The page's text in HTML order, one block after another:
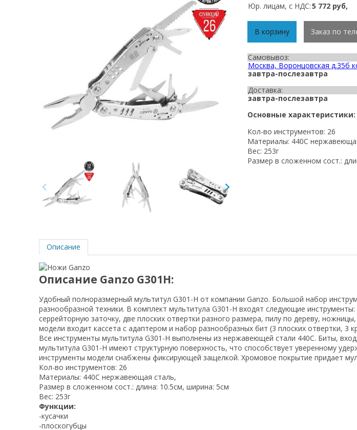
Юр. лицам, с НДС:5 772 руб,
В корзину Заказ по
Самовывоз:
Москва, Воронцовская д.35б
завтра-послезавтра
Доставка:
завтра-послезавтра
Основные характеристики:
Кол-во инструментов: 26
Материалы: 440C
Вес: 253г
Размер в сложенном сост.:
Описание
Описание Ganzo G301H:
Удобный полноразмерный мультитул G301-H от компании Ganzo. Большой набор
разнообразной техники. В комплект мультитула G301-H входят следующие
серрейторную заточку, две плоских отвертки разного размера, пилу по дереву,
модели входит кассета с адаптером и набор разнообразных бит (3 плоских отвертки,
Все инструменты мультитула G301-H выполнены из нержавеющей стали 440С. Биты,
мультитула G301-H имеют структурную поверхность, что способствует уверенному
инструменты модели снабжены фиксирующей защелкой. Хромовое покрытие придает
Кол-во инструментов: 26
Материалы: 440C нержавеющая сталь,
Размер в сложенном сост.: длина: 10.5см, ширина: 5см
Вес: 253г
Функции:
-кусачки
-плоскогубцы